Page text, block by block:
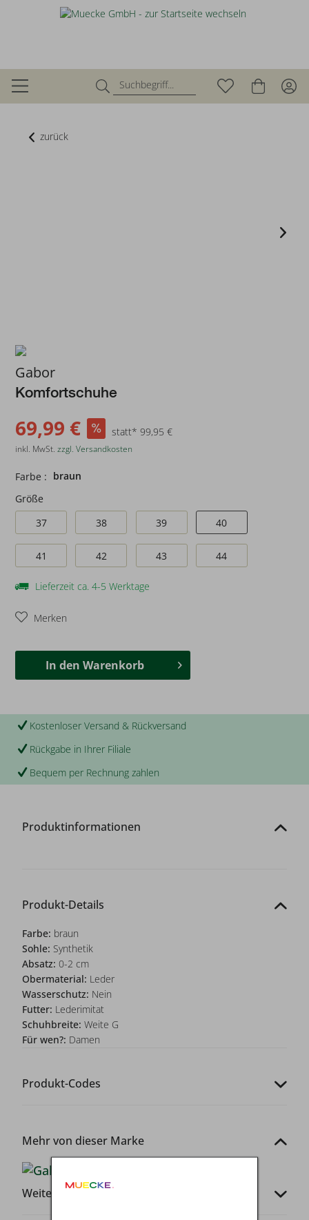
zurück
Gabor
Komfortschuhe
69,99 € statt* 99,95 €
inkl. MwSt.zzgl. Versandkosten
Farbe : braun
Größe
37
38 39 40
41 42 43 44
Lieferzeit ca. 4-5 Werktage
Merken
In den Warenkorb
Kostenloser Versand & Rückversand
Rückgabe in Ihrer Filiale
Bequem per Rechnung zahlen
Produktinformationen
Produkt-Details
Farbe: braun
Sohle: Synthetik
Absatz: 0-2 cm
Obermaterial: Leder
Wasserschutz: Nein
Futter: Lederimitat
Schuhbreite: Weite G
Für wen?: Damen
Produkt-Codes
Mehr von dieser Marke
Weitere Infos